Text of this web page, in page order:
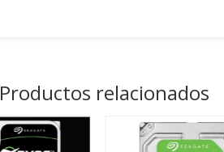
Productos relacionados